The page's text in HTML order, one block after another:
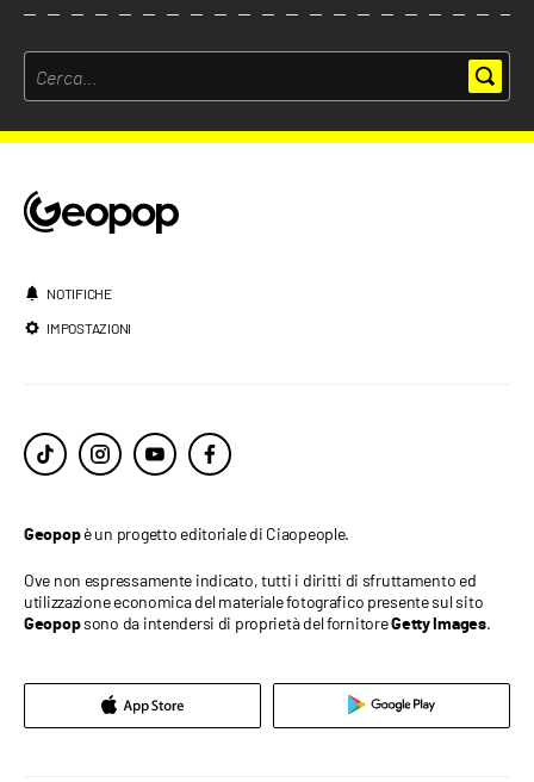
NOTIFICHE
IMPOSTAZIONI
Geopopè un progetto editoriale di Ciaopeople.
Ove non espressamente indicato, tutti i diritti di sfruttamento ed
utilizzazione economica del materiale fotografico presente sul sito
Geopopsono da intendersi di proprietà del fornitoreGetty Images.